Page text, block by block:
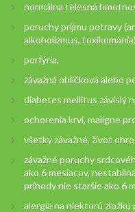
normálna telesná
poruchy príjmu potravy
alkoholizmus,
porfýria,
závažná obličková alebo
diabetes mellitus závislý
ochorenia krvi, malígne
všetky závažné, život
závažné poruchy
ako 6 mesiacov,
príhody nie staršie ako 6
alergia na niektorú zložku